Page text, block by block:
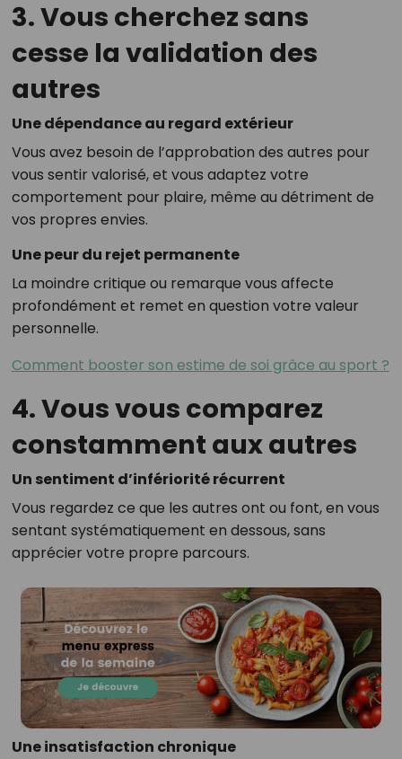
3. Vous cherchez sans
cesse la validation des
autres
Une dépendance au regard extérieur
Vous avez besoin de l’approbation des autres pour
vous sentir valorisé, et vous adaptez votre
comportement pour plaire, même au détriment de
vos propres envies.
Une peur du rejet permanente
La moindre critique ou remarque vous affecte
profondément et remet en question votre valeur
personnelle.
Comment booster son estime de soi grâce au sport ?
4. Vous vous comparez
constamment aux autres
Un sentiment d’infériorité récurrent
Vous regardez ce que les autres ont ou font, en vous
sentant systématiquement en dessous, sans
apprécier votre propre parcours.
Une insatisfaction chronique